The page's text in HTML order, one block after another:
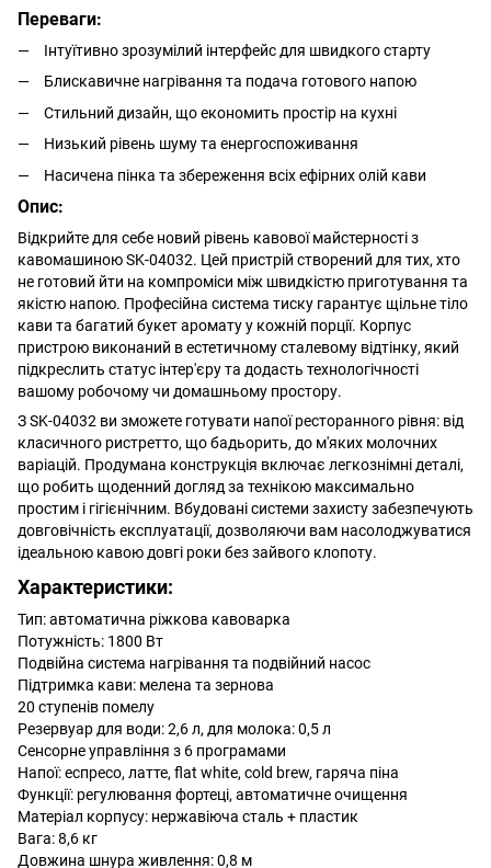
Переваги:
Інтуїтивно зрозумілий інтерфейс для швидкого старту
Блискавичне нагрівання та подача готового напою
Стильний дизайн, що економить простір на кухні
Низький рівень шуму та енергоспоживання
Насичена пінка та збереження всіх ефірних олій кави
Опис:
Відкрийте для себе новий рівень кавової майстерності з
кавомашиною SK-04032. Цей пристрій створений для тих, хто
не готовий йти на компроміси між швидкістю приготування та
якістю напою. Професійна система тиску гарантує щільне тіло
кави та багатий букет аромату у кожній порції. Корпус
пристрою виконаний в естетичному сталевому відтінку, який
підкреслить статус інтер'єру та додасть технологічності
вашому робочому чи домашньому простору.
З SK-04032 ви зможете готувати напої ресторанного рівня: від
класичного ристретто, що бадьорить, до м'яких молочних
варіацій. Продумана конструкція включає легкознімні деталі,
що робить щоденний догляд за технікою максимально
простим і гігієнічним. Вбудовані системи захисту забезпечують
довговічність експлуатації, дозволяючи вам насолоджуватися
ідеальною кавою довгі роки без зайвого клопоту.
Характеристики:
Тип: автоматична ріжкова кавоварка
Потужність: 1800 Вт
Подвійна система нагрівання та подвійний насос
Підтримка кави: мелена та зернова
20 ступенів помелу
Резервуар для води: 2,6 л, для молока: 0,5 л
Сенсорне управління з 6 програмами
Напої: еспресо, латте, flat white, cold brew, гаряча піна
Функції: регулювання фортеці, автоматичне очищення
Матеріал корпусу: нержавіюча сталь + пластик
Вага: 8,6 кг
Довжина шнура живлення: 0,8 м